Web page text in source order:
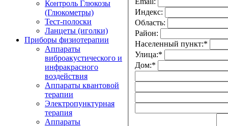
Контроль Глюкозы
(Глюкометры)
Тест-полоски
Ланцеты (иголки)
Приборы физиотерапии
Аппараты
виброакустического и
инфракрасного
воздействия
Аппараты квантовой
терапии
Электропунктурная
терапия
Аппараты
Индекс:
Область:
Район:
Населенный пункт:*
Улица:*
Дом:*